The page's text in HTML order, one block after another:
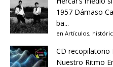
1957 Dámaso
ba...
en Artículos,
CD recopilatorio
Nuestro Ritmo